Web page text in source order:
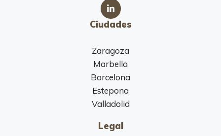
Ciudades
Zaragoza
Marbella
Barcelona
Estepona
Valladolid
Legal